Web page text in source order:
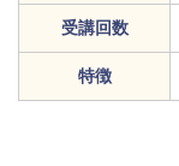
受講回数
特徴